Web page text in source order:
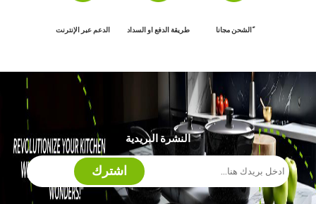
ًالشحن مجانا طريقة الدفع او السداد الدعم عبر الإنترنت
النشرة البريدية
اشترك